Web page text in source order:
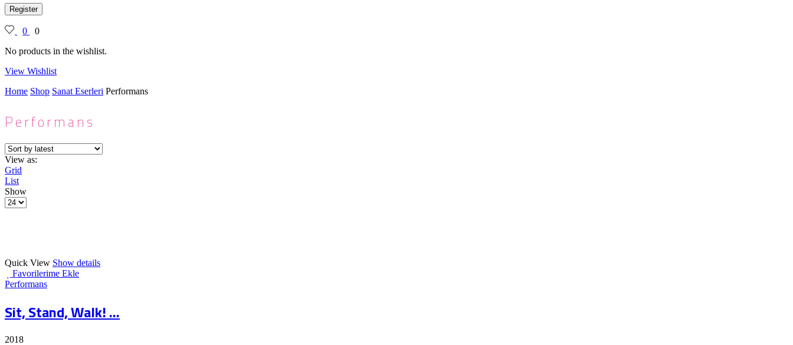
Register
0
0
No products in the wishlist.
View Wishlist
Home Shop Sanat Eserleri Performans
Performans
View as:
Grid
List
Show
Products
Quick View Show details
Favorilerime Ekle
Performans
Sit, Stand, Walk! ...
2018